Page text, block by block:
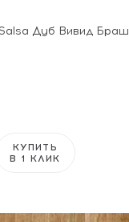
Дуб Вивид Браш
КУПИТЬ
В 1 КЛИК